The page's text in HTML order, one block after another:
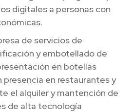
digitales a personas con
de servicios de
y embotellado de
en botellas
presencia en restaurantes y
el alquiler y mantención de
de alta tecnología